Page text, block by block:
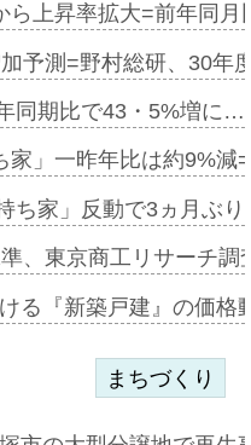
ら上昇率拡大=前年同
予測=野村総研、30年
同期比で43・5%増に…
家」一昨年比は約9%
ち家」反動で3ヵ月ぶ
、東京商工リサーチ
る『新築戸建』の価
まちづくり